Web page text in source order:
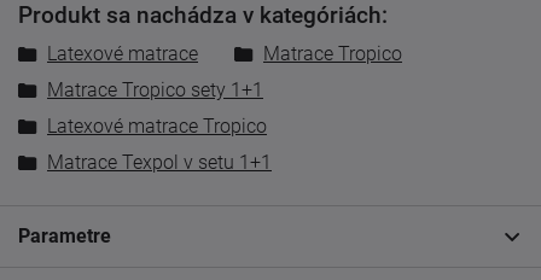
Produkt sa nachádza v kategóriách:
Latexové matrace
Matrace Tropico
Matrace Tropico sety 1+1
Latexové matrace Tropico
Matrace Texpol v setu 1+1
Parametre